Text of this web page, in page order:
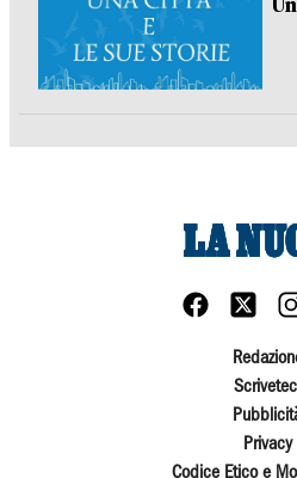
Privacy
Codice Etico e